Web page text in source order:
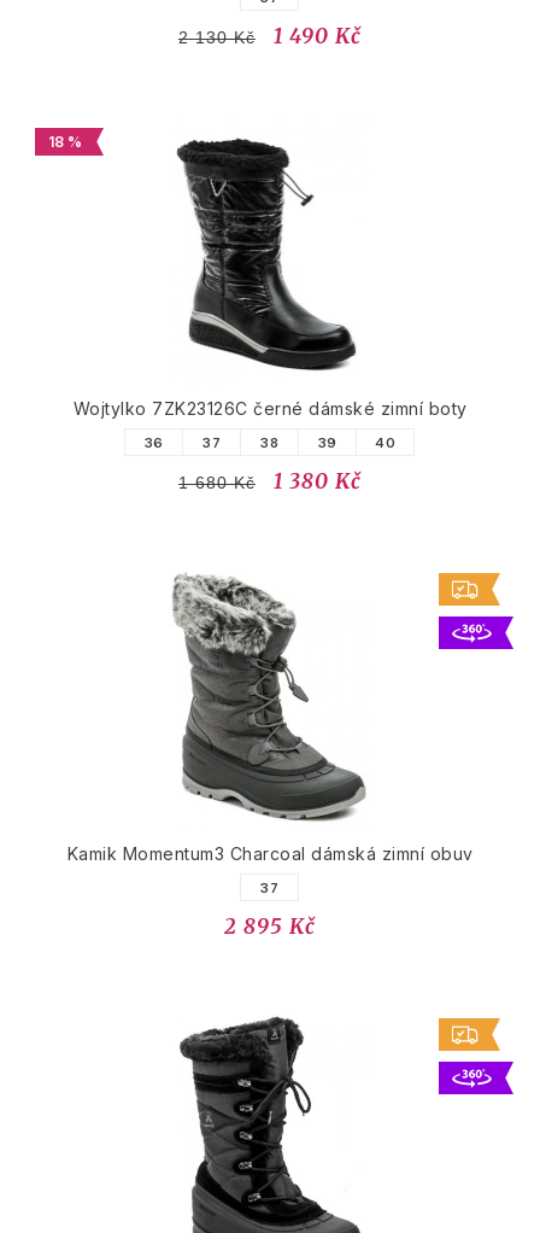
2 130 Kč 1 490 Kč
18 %
Wojtylko 7ZK23126C černé dámské zimní boty
36 37 38 39 40
1 680 Kč 1 380 Kč
Kamik Momentum3 Charcoal dámská zimní obuv
37
2 895 Kč